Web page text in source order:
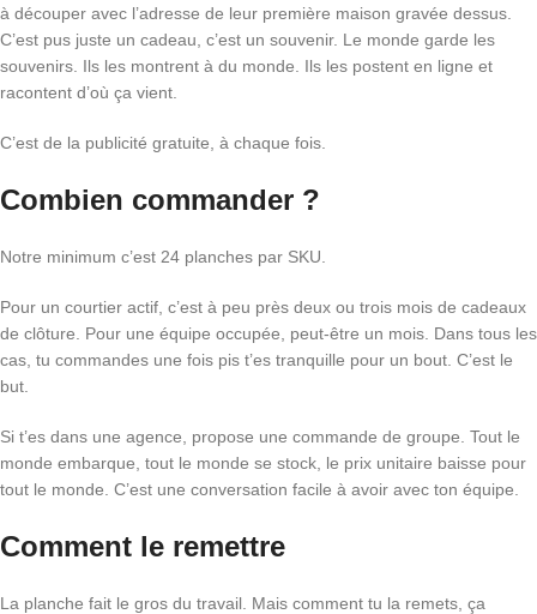
à découper avec l’adresse de leur première maison gravée dessus.
C’est pus juste un cadeau, c’est un souvenir. Le monde garde les
souvenirs. Ils les montrent à du monde. Ils les postent en ligne et
racontent d’où ça vient.
C’est de la publicité gratuite, à chaque fois.
Combien commander ?
Notre minimum c’est 24 planches par SKU.
Pour un courtier actif, c’est à peu près deux ou trois mois de cadeaux
de clôture. Pour une équipe occupée, peut-être un mois. Dans tous les
cas, tu commandes une fois pis t’es tranquille pour un bout. C’est le
but.
Si t’es dans une agence, propose une commande de groupe. Tout le
monde embarque, tout le monde se stock, le prix unitaire baisse pour
tout le monde. C’est une conversation facile à avoir avec ton équipe.
Comment le remettre
La planche fait le gros du travail. Mais comment tu la remets, ça